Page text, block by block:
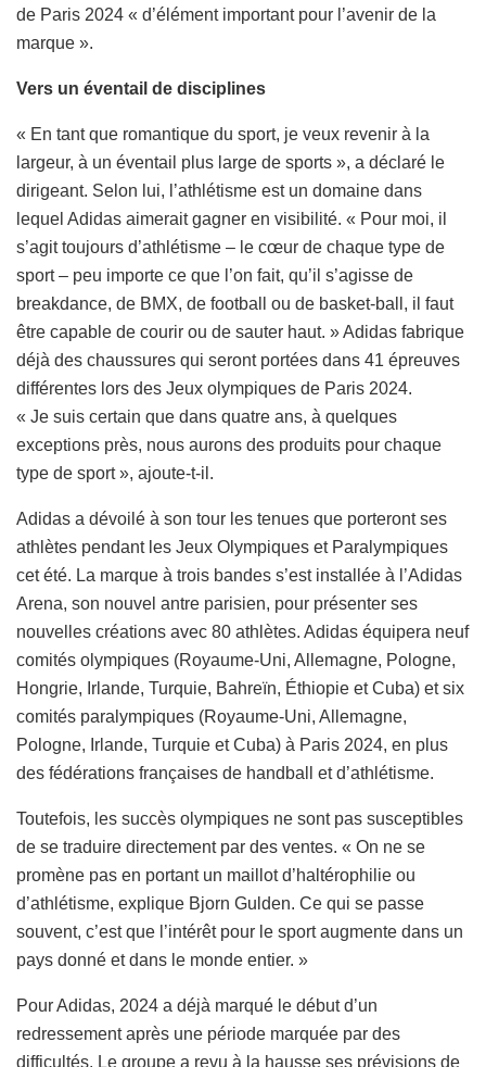
de Paris 2024 « d’élément important pour l’avenir de la
marque ».
Vers un éventail de disciplines
« En tant que romantique du sport, je veux revenir à la
largeur, à un éventail plus large de sports », a déclaré le
dirigeant. Selon lui, l’athlétisme est un domaine dans
lequel Adidas aimerait gagner en visibilité. « Pour moi, il
s’agit toujours d’athlétisme – le cœur de chaque type de
sport – peu importe ce que l’on fait, qu’il s’agisse de
breakdance, de BMX, de football ou de basket-ball, il faut
être capable de courir ou de sauter haut. » Adidas fabrique
déjà des chaussures qui seront portées dans 41 épreuves
différentes lors des Jeux olympiques de Paris 2024.
« Je suis certain que dans quatre ans, à quelques
exceptions près, nous aurons des produits pour chaque
type de sport », ajoute-t-il.
Adidas a dévoilé à son tour les tenues que porteront ses
athlètes pendant les Jeux Olympiques et Paralympiques
cet été. La marque à trois bandes s’est installée à l’Adidas
Arena, son nouvel antre parisien, pour présenter ses
nouvelles créations avec 80 athlètes. Adidas équipera neuf
comités olympiques (Royaume-Uni, Allemagne, Pologne,
Hongrie, Irlande, Turquie, Bahreïn, Éthiopie et Cuba) et six
comités paralympiques (Royaume-Uni, Allemagne,
Pologne, Irlande, Turquie et Cuba) à Paris 2024, en plus
des fédérations françaises de handball et d’athlétisme.
Toutefois, les succès olympiques ne sont pas susceptibles
de se traduire directement par des ventes. « On ne se
promène pas en portant un maillot d’haltérophilie ou
d’athlétisme, explique Bjorn Gulden. Ce qui se passe
souvent, c’est que l’intérêt pour le sport augmente dans un
pays donné et dans le monde entier. »
Pour Adidas, 2024 a déjà marqué le début d’un
redressement après une période marquée par des
difficultés. Le groupe a revu à la hausse ses prévisions de